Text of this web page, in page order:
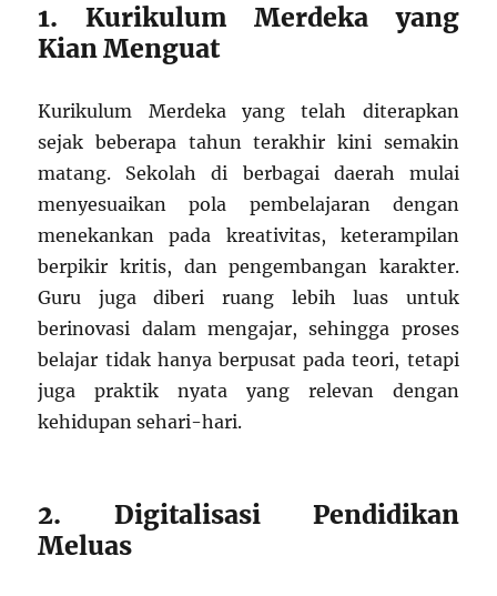
1. Kurikulum Merdeka yang
Kian Menguat
Kurikulum Merdeka yang telah diterapkan
sejak beberapa tahun terakhir kini semakin
matang. Sekolah di berbagai daerah mulai
menyesuaikan pola pembelajaran dengan
menekankan pada kreativitas, keterampilan
berpikir kritis, dan pengembangan karakter.
Guru juga diberi ruang lebih luas untuk
berinovasi dalam mengajar, sehingga proses
belajar tidak hanya berpusat pada teori, tetapi
juga praktik nyata yang relevan dengan
kehidupan sehari-hari.
2. Digitalisasi Pendidikan
Meluas